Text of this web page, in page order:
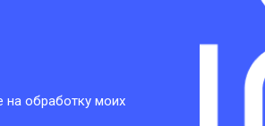
на обработку моих